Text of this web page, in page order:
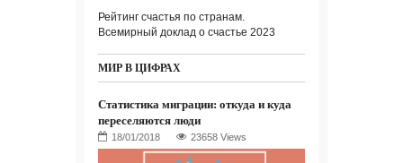
Рейтинг счастья по странам.
Всемирный доклад о счастье 2023
МИР В ЦИФРАХ
Статистика миграции: откуда и куда
переселяются люди
23658 Views